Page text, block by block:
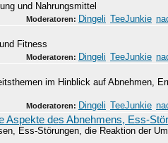
und Nahrungsmittel
Moderatoren: Dingeli TeeJunkie
Fitness
Moderatoren: Dingeli TeeJunkie
im Hinblick auf Abnehmen,
Moderatoren: Dingeli TeeJunkie
Aspekte des Abnehmens, Ess-
Ess-Störungen, die Reaktion der